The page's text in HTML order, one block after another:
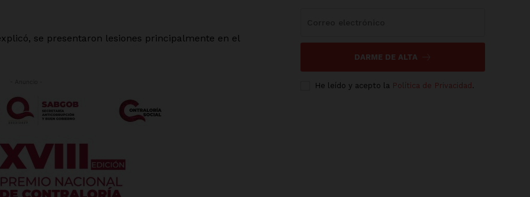
se presentaron lesiones principalmente en el
DARME DE ALTA
He leído y acepto la Política de Privacidad .